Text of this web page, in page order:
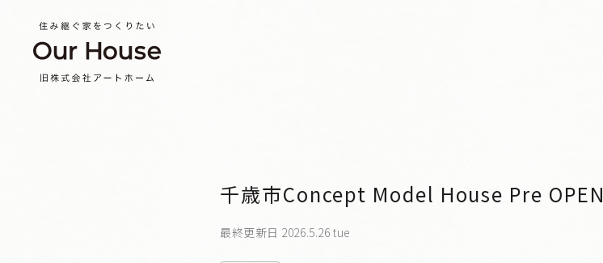
千歳市Concept Model House Pre OPEN
最終更新日 2026.5.26 tue